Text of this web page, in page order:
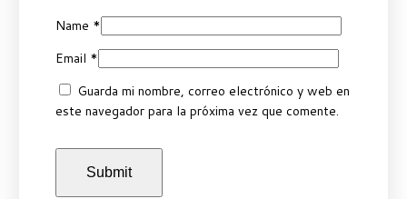
Name *
Email *
Guarda mi nombre, correo electrónico y web en
este navegador para la próxima vez que comente.